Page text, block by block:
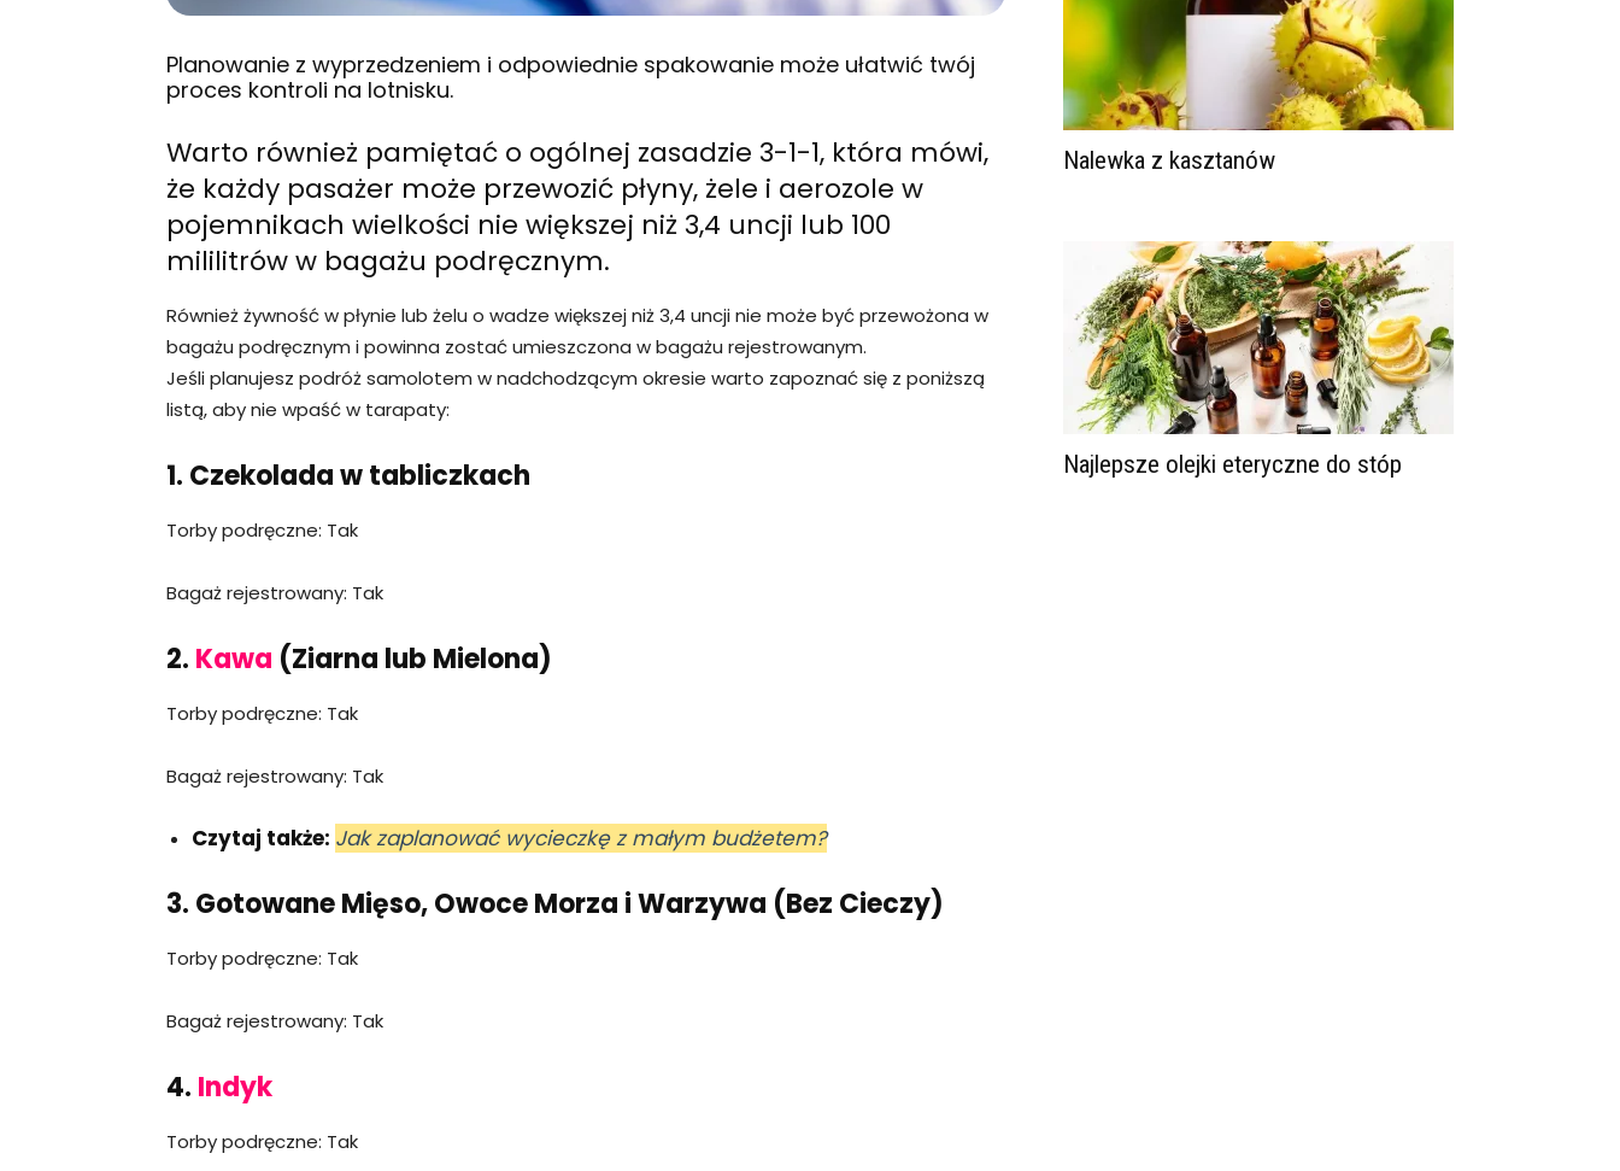
Planowanie z wyprzedzeniem i odpowiednie spakowanie może ułatwić twój
proces kontroli na lotnisku.
Warto również pamiętać o ogólnej zasadzie 3-1-1, która mówi,
że każdy pasażer może przewozić płyny, żele i aerozole w
pojemnikach wielkości nie większej niż 3,4 uncji lub 100
mililitrów w bagażu podręcznym.
Również żywność w płynie lub żelu o wadze większej niż 3,4 uncji nie może być przewożona w
bagażu podręcznym i powinna zostać umieszczona w bagażu rejestrowanym.
Jeśli planujesz podróż samolotem w nadchodzącym okresie warto zapoznać się z poniższą
listą, aby nie wpaść w tarapaty:
1. Czekolada w tabliczkach
Torby podręczne: Tak
Bagaż rejestrowany: Tak
2. Kawa (Ziarna lub Mielona)
Torby podręczne: Tak
Bagaż rejestrowany: Tak
Czytaj także: Jak zaplanować wycieczkę z małym budżetem?
3. Gotowane Mięso, Owoce Morza i Warzywa (Bez Cieczy)
Torby podręczne: Tak
Bagaż rejestrowany: Tak
4. Indyk
Torby podręczne: Tak
Nalewka z kasztanów
Najlepsze olejki eteryczne do stóp